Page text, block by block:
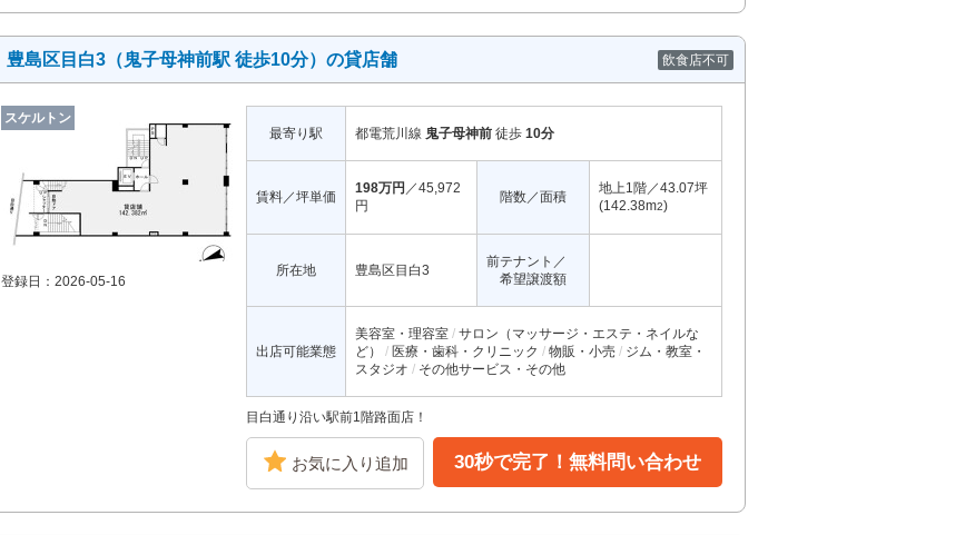
豊島区目白3（鬼子母神前駅 徒歩10分）の貸店舗 飲食店不可
スケルトン
登録日：2026-05-16
最寄り駅 都電荒川線 鬼子母神前 徒歩 10分
賃料／坪単価
198万円 ／45,972
円
階数／面積
地上1階／43.07坪
(142.38m2)
所在地 豊島区目白3
前テナント／
希望譲渡額
出店可能業態
美容室・理容室
サロン（マッサージ・エステ・ネイルな
ど）
医療・歯科・クリニック 物販・小売
ジム・教室・
スタジオ
その他サービス・その他
目白通り沿い駅前1階路面店！
お気に入り追加 30秒で完了！無料問い合わせ